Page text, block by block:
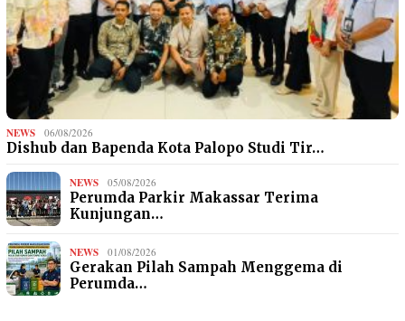
NEWS 06/08/2026
Dishub dan Bapenda Kota Palopo Studi Tir…
NEWS 05/08/2026
Perumda Parkir Makassar Terima
Kunjungan…
NEWS 01/08/2026
Gerakan Pilah Sampah Menggema di
Perumda…